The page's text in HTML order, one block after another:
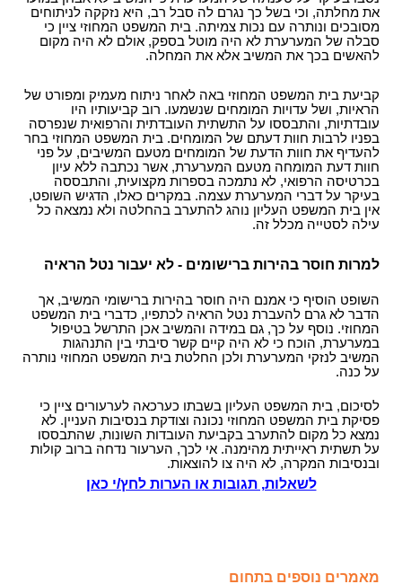
את מחלתה, וכי בשל כך נגרם לה סבל רב, היא נזקקה לניתוחים
מסובכים ונותרה עם נכות צמיתה. בית המשפט המחוזי ציין כי
סבלה של המערערת לא היה מוטל בספק, אולם לא היה מקום
להאשים בכך את המשיב אלא את המחלה.
קביעת בית המשפט המחוזי באה לאחר ניתוח מעמיק ומפורט של
הראיות, ושל עדויות המומחים שנשמעו. רוב קביעותיו היו
עובדתיות, והתבססו על התשתית העובדתית והרפואית שנפרסה
בפניו לרבות חוות דעתם של המומחים. בית המשפט המחוזי בחר
להעדיף את חוות הדעת של המומחים מטעם המשיבים, על פני
חוות דעת המומחה מטעם המערערת, אשר נכתבה ללא עיון
בכרטיסה הרפואי, לא נתמכה בספרות מקצועית, והתבססה
בעיקר על דברי המערערת עצמה. במקרים כאלו, הדגיש השופט,
אין בית המשפט העליון נוהג להתערב בהחלטה ולא נמצאה כל
עילה לסטייה מכלל זה.
למרות חוסר בהירות ברישומים - לא יעבור נטל הראיה
השופט הוסיף כי אמנם היה חוסר בהירות ברישומי המשיב, אך
הדבר לא גרם להעברת נטל הראיה לכתפיו, כדברי בית המשפט
המחוזי. נוסף על כך, גם במידה והמשיב אכן התרשל בטיפול
במערערת, הוכח כי לא היה קיים קשר סיבתי בין התנהגות
המשיב לנזקי המערערת ולכן החלטת בית המשפט המחוזי נותרה
על כנה.
לסיכום, בית המשפט העליון בשבתו כערכאה לערעורים ציין כי
פסיקת בית המשפט המחוזי נכונה וצודקת בנסיבות העניין. לא
נמצא כל מקום להתערב בקביעת העובדות השונות, שהתבססו
על תשתית ראייתית מהימנה. אי לכך, הערעור נדחה ברוב קולות
ובנסיבות המקרה, לא היה צו להוצאות.
לשאלות, תגובות או הערות לחץ/י כאן
מאמרים נוספים בתחום